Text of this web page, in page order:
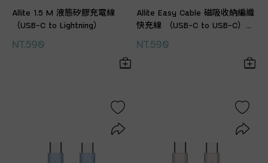
Allite 1.5 M 液態矽膠充電線
（USB-C to Lightning）
NT.590
Allite Easy Cable 磁吸收納編織
快充線 （USB-C to USB-C）質
NT.590